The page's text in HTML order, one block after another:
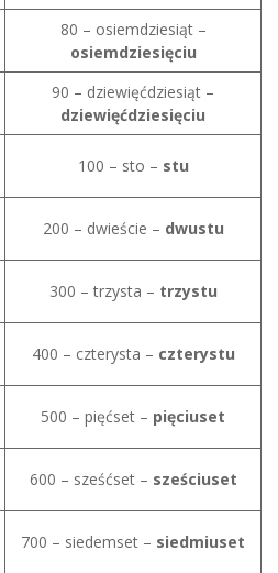
80 – osiemdziesiąt –
osiemdziesięciu
90 – dziewięćdziesiąt –
dziewięćdziesięciu
100 – sto – stu
200 – dwieście – dwustu
300 – trzysta – trzystu
400 – czterysta – czterystu
500 – pięćset – pięciuset
600 – sześćset – sześciuset
700 – siedemset – siedmiuset